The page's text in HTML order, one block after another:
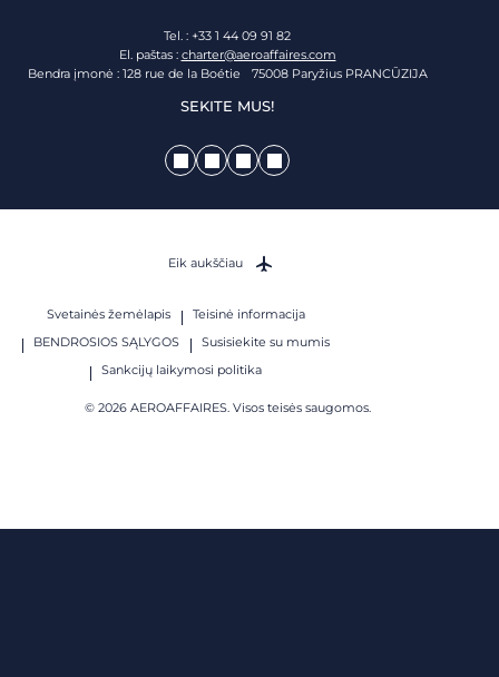
Tel. : +33 1 44 09 91 82
El. paštas : charter@aeroaffaires.com
Bendra įmonė : 128 rue de la Boétie 75008 Paryžius PRANCŪZIJA
SEKITE MUS!
Svetainės žemėlapis
Teisinė informacija
BENDROSIOS SĄLYGOS
Susisiekite su mumis
Sankcijų laikymosi politika
© 2026 AEROAFFAIRES. Visos teisės saugomos.
Eik aukščiau